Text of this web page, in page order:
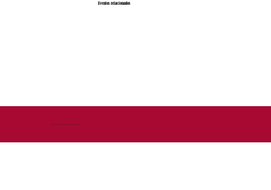
Eventos relacionados
© 2026 by DEM - Diseño Estrategico de Marca™